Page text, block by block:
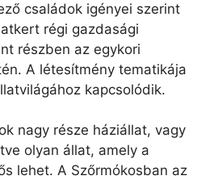
családok igényei szerint
régi gazdasági
részben az egykori
A létesítmény tematikája
kapcsolódik.
nagy része háziállat, vagy
olyan állat, amely a
lehet. A Szőrmókosban az